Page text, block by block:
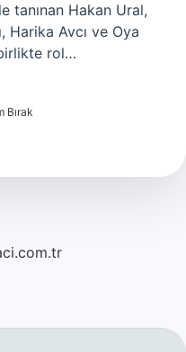
tanınan Hakan Ural,
Harika Avcı ve Oya
rol…
Bırak